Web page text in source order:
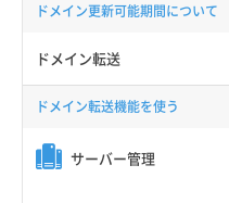
ドメイン更新可能期間について
ドメイン転送
ドメイン転送機能を使う
サーバー管理